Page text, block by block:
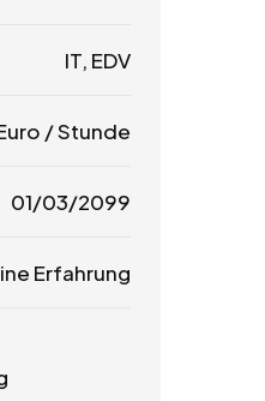
IT, EDV
/ Stunde
01/03/2099
Erfahrung